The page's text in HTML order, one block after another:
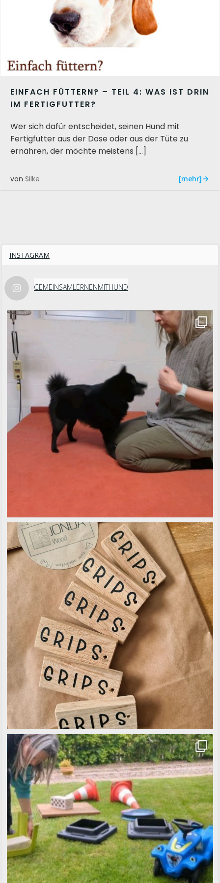
EINFACH FÜTTERN? – TEIL 4: WAS IST DRIN
IM FERTIGFUTTER?
Wer sich dafür entscheidet, seinen Hund mit
Fertigfutter aus der Dose oder aus der Tüte zu
ernähren, der möchte meistens […]
von Silke [mehr]
INSTAGRAM
GEMEINSAMLERNENMITHUND